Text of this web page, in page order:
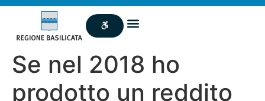
Se nel 2018 ho
prodotto un reddito